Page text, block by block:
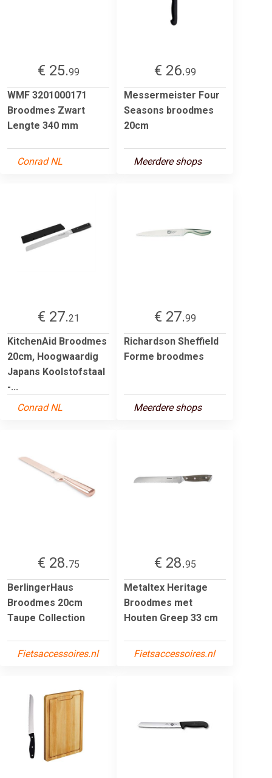
€ 25.99
WMF 3201000171
Broodmes Zwart
Lengte 340 mm
Conrad NL
€ 26.99
Messermeister Four
Seasons broodmes
20cm
Meerdere shops
€ 27.21
KitchenAid Broodmes
20cm, Hoogwaardig
Japans Koolstofstaal
-...
Conrad NL
€ 27.99
Richardson Sheffield
Forme broodmes
Meerdere shops
€ 28.75
BerlingerHaus
Broodmes 20cm
Taupe Collection
Fietsaccessoires.nl
€ 28.95
Metaltex Heritage
Broodmes met
Houten Greep 33 cm
Fietsaccessoires.nl